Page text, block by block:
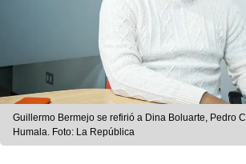
Guillermo Bermejo se refirió a Dina Boluarte, Pedro
Humala. Foto: La República